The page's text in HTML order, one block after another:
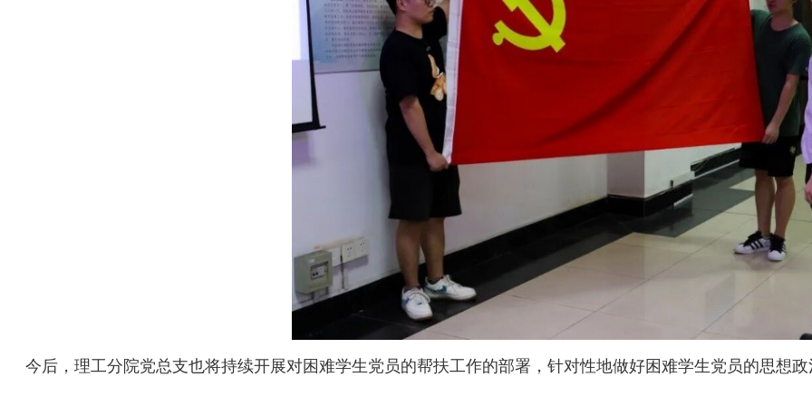
今后，理工分院党总支也将持续开展对困难学生党员的帮扶工作的部署，针对性地做好困难学生党员的思想